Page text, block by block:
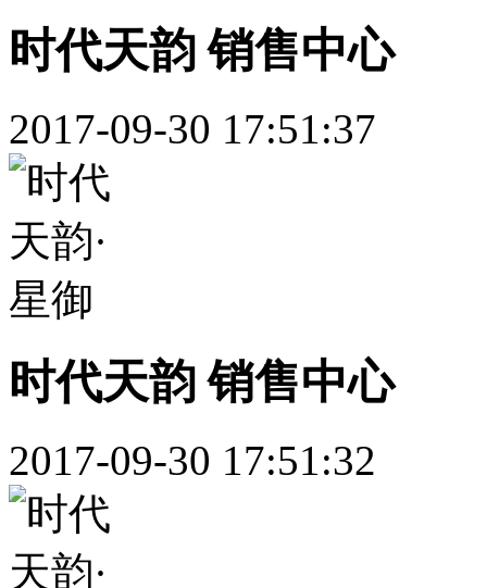
时代天韵 销售中心
2017-09-30 17:51:37
时代天韵 销售中心
2017-09-30 17:51:32